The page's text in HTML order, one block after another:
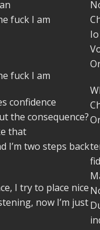
fuck I am
fuck I am
confidence
the consequence?
that
I’m two steps back
I try to place nice
now I’m just